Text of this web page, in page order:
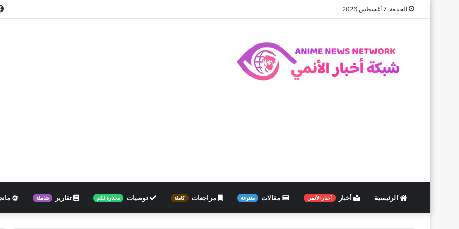
الجمعة, 7 أغسطس 2026
الرئيسية أخبار أخبار الأنمي مقالات متنوعة مراجعات كاملة توصيات مختارة لكم تقارير شاملة